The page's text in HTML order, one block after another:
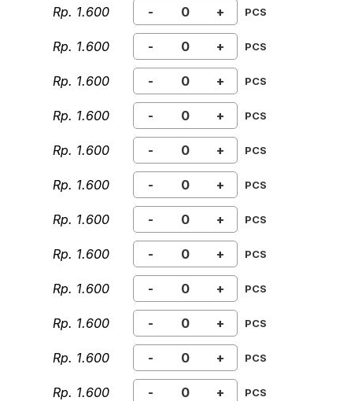
Rp. 1.600 - + PCS
Rp. 1.600 - + PCS
Rp. 1.600 - + PCS
Rp. 1.600 - + PCS
Rp. 1.600 - + PCS
Rp. 1.600 - + PCS
Rp. 1.600 - + PCS
Rp. 1.600 - + PCS
Rp. 1.600 - + PCS
Rp. 1.600 - + PCS
Rp. 1.600 - + PCS
Rp. 1.600 - + PCS